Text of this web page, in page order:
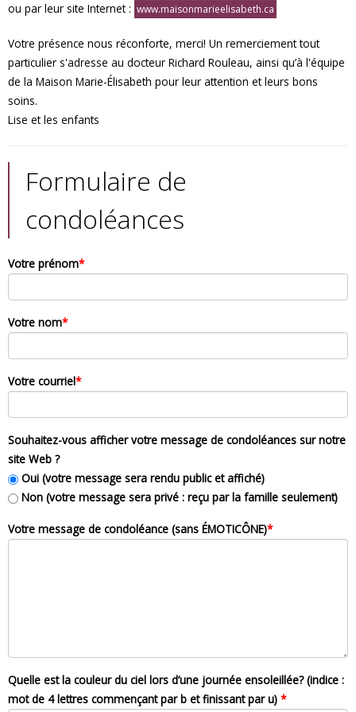
ou par leur site Internet : www.maisonmarieelisabeth.ca
Votre présence nous réconforte, merci! Un remerciement tout
particulier s'adresse au docteur Richard Rouleau, ainsi qu’à l'équipe
de la Maison Marie-Élisabeth pour leur attention et leurs bons
soins.
Lise et les enfants
Formulaire de
condoléances
Votre prénom*
Votre nom*
Votre courriel*
Souhaitez-vous afficher votre message de condoléances sur notre
site Web ?
Oui (votre message sera rendu public et affiché)
Non (votre message sera privé : reçu par la famille seulement)
Votre message de condoléance (sans ÉMOTICÔNE)*
Quelle est la couleur du ciel lors d’une journée ensoleillée? (indice :
mot de 4 lettres commençant par b et finissant par u) *